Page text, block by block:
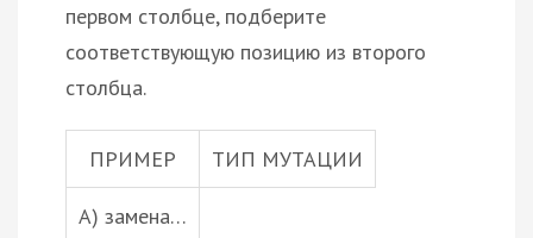
первом столбце, подберите
соответствующую позицию из второго
столбца.
ПРИМЕР ТИП МУТАЦИИ
А) замена…